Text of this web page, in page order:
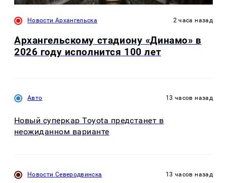
Новости Архангельска 2 часа назад
Архангельскому стадиону «Динамо» в
2026 году исполнится 100 лет
Авто 13 часов назад
Новый суперкар Toyota предстанет в
неожиданном варианте
Новости Северодвинска 13 часов назад